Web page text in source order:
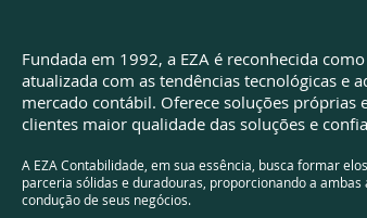
Fundada em 1992, a EZA é reconhecida
atualizada com as tendências tecnológicas e
mercado contábil. Oferece soluções próprias
clientes maior qualidade das soluções e
A EZA Contabilidade, em sua essência, busca formar
parceria sólidas e duradouras, proporcionando a
condução de seus negócios.